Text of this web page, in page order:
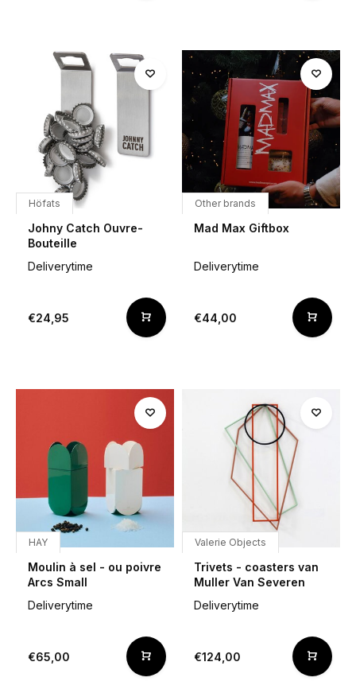
Höfats
Johny Catch Ouvre-
Bouteille
Deliverytime
€24,95
Other brands
Mad Max Giftbox
Deliverytime
€44,00
HAY
Moulin à sel - ou poivre
Arcs Small
Deliverytime
€65,00
Valerie Objects
Trivets - coasters van
Muller Van Severen
Deliverytime
€124,00